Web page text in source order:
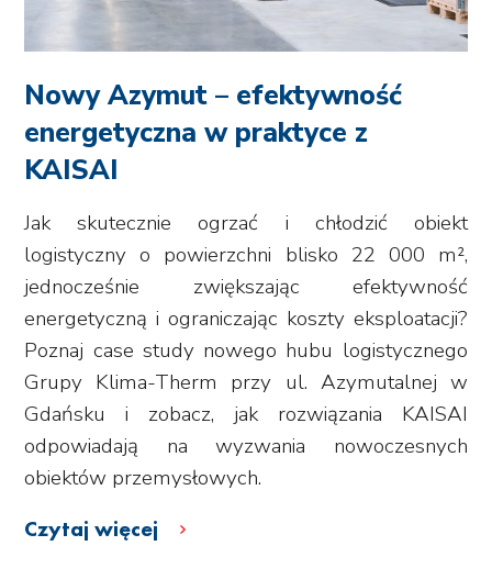
Nowy Azymut – efektywność
energetyczna w praktyce z
KAISAI
Jak skutecznie ogrzać i chłodzić obiekt
logistyczny o powierzchni blisko 22 000 m²,
jednocześnie zwiększając efektywność
energetyczną i ograniczając koszty eksploatacji?
Poznaj case study nowego hubu logistycznego
Grupy Klima-Therm przy ul. Azymutalnej w
Gdańsku i zobacz, jak rozwiązania KAISAI
odpowiadają na wyzwania nowoczesnych
obiektów przemysłowych.
Czytaj więcej